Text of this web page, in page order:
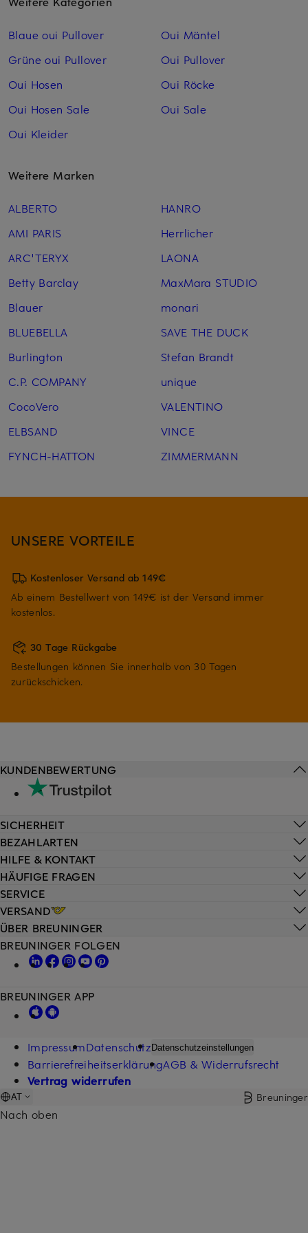
Blaue oui Pullover
Grüne oui Pullover
Oui Hosen
Oui Hosen Sale
Oui Kleider
Oui Mäntel
Oui Pullover
Oui Röcke
Oui Sale
Weitere Marken
ALBERTO
AMI PARIS
ARC'TERYX
Betty Barclay
Blauer
BLUEBELLA
Burlington
C.P. COMPANY
CocoVero
ELBSAND
FYNCH-HATTON
HANRO
Herrlicher
LAONA
MaxMara STUDIO
monari
SAVE THE DUCK
Stefan Brandt
unique
VALENTINO
VINCE
ZIMMERMANN
UNSERE VORTEILE
Kostenloser Versand ab 149€
Ab einem Bestellwert von 149€ ist der Versand immer
kostenlos.
30 Tage Rückgabe
Bestellungen können Sie innerhalb von 30 Tagen
zurückschicken.
HILFE & KONTAKT
HÄUFIGE FRAGEN
SERVICE
VERSAND
KUNDENBEWERTUNG
SICHERHEIT
BEZAHLARTEN
ÜBER BREUNINGER
BREUNINGER FOLGEN
BREUNINGER APP
ImpressumDatenschutzDatenschutzeinstellungen
BarrierefreiheitserklärungAGB & Widerrufsrecht
Vertrag widerrufen
AT Breuninger
Nach oben